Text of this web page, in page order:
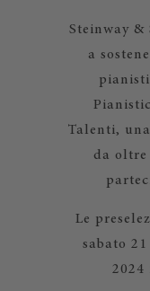
Steinway &
a
Talenti,
da oltre
Le
sabato
2024